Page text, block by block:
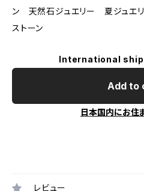
ン 天然石ジュエリー 夏ジュ
ストーン
International
Add to
日本国内にお住
レビュー